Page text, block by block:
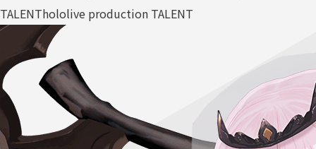
TALENThololive production TALENT